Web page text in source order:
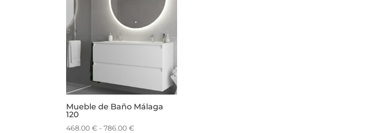
Mueble de Baño Málaga
120
468.00€ - 786.00€Rango